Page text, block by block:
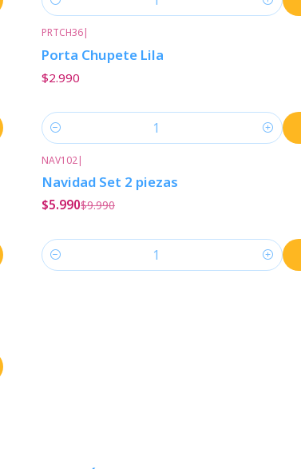
Cantidad
PRTCH36|
Porta Chupete Lila
$2.990
Cantidad
NAV102|
Navidad Set 2 piezas
$5.990$9.990
Cantidad